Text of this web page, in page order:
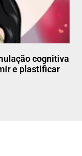
cognitiva
e plastificar